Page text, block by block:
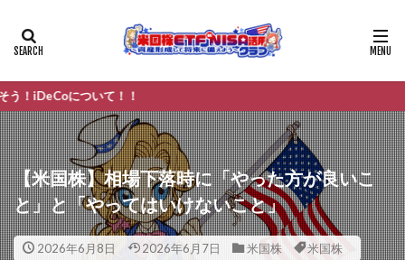
いて！！
【米国株】相場下落時に「やった方が良いこ
と」と「やってはいけないこと」
2026年6月8日 2026年6月7日 米国株 米国株